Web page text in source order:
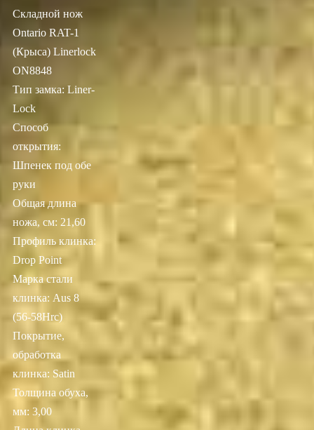
Складной нож
Ontario RAT-1
(Крыса) Linerlock
ON8848
Тип замка: Liner-
Lock
Способ
открытия:
Шпенек под обе
руки
Общая длина
ножа, см: 21,60
Профиль клинка:
Drop Point
Марка стали
клинка: Aus 8
(56-58Hrc)
Покрытие,
обработка
клинка: Satin
Толщина обуха,
мм: 3,00